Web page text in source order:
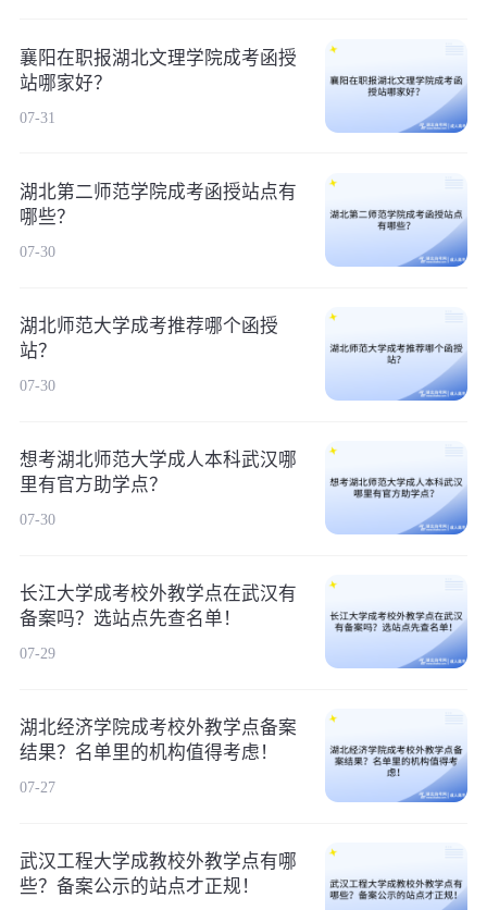
襄阳在职报湖北文理学院成考函授
站哪家好？
07-31
湖北第二师范学院成考函授站点有
哪些？
07-30
湖北师范大学成考推荐哪个函授
站？
07-30
想考湖北师范大学成人本科武汉哪
里有官方助学点？
07-30
长江大学成考校外教学点在武汉有
备案吗？选站点先查名单！
07-29
湖北经济学院成考校外教学点备案
结果？名单里的机构值得考虑！
07-27
武汉工程大学成教校外教学点有哪
些？备案公示的站点才正规！